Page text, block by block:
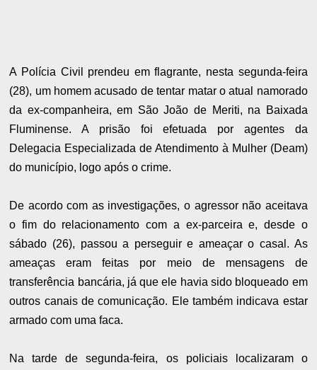
A Polícia Civil prendeu em flagrante, nesta segunda-feira
(28), um homem acusado de tentar matar o atual namorado
da ex-companheira, em São João de Meriti, na Baixada
Fluminense. A prisão foi efetuada por agentes da
Delegacia Especializada de Atendimento à Mulher (Deam)
do município, logo após o crime.
De acordo com as investigações, o agressor não aceitava
o fim do relacionamento com a ex-parceira e, desde o
sábado (26), passou a perseguir e ameaçar o casal. As
ameaças eram feitas por meio de mensagens de
transferência bancária, já que ele havia sido bloqueado em
outros canais de comunicação. Ele também indicava estar
armado com uma faca.
Na tarde de segunda-feira, os policiais localizaram o